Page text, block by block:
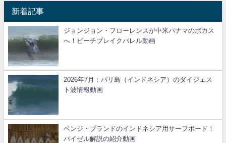
新着記事
ジョンジョン・フローレンスが中米パナマのボカス
へ！ビーチブレイクバレル動画
2026年7月：バリ島（インドネシア）のダイジェス
ト波情報動画
ベンジ・ブランドのインドネシア用サーフボード！
パイゼル解説の紹介動画